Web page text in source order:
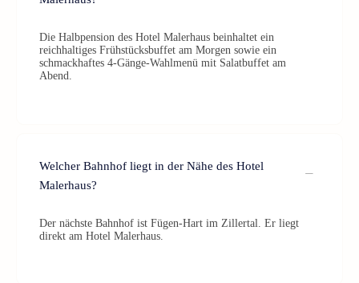
Die Halbpension des Hotel Malerhaus beinhaltet ein
reichhaltiges Frühstücksbuffet am Morgen sowie ein
schmackhaftes 4-Gänge-Wahlmenü mit Salatbuffet am
Abend.
Welcher Bahnhof liegt in der Nähe des Hotel
Malerhaus?
Der nächste Bahnhof ist Fügen-Hart im Zillertal. Er liegt
direkt am Hotel Malerhaus.